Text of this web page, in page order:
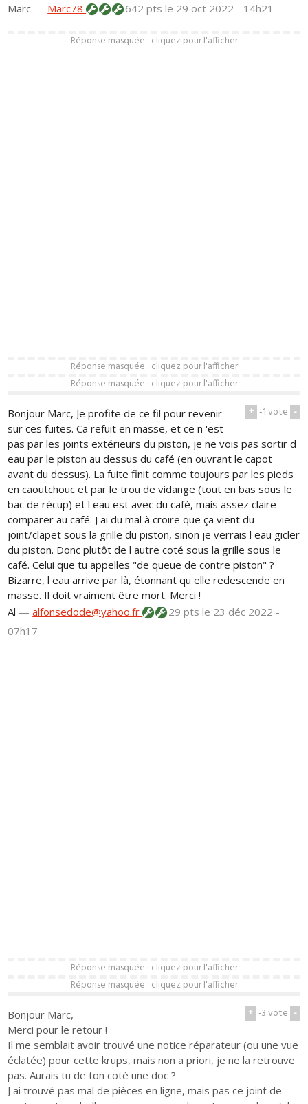
Marc — Marc78 642 ptsle 29 oct 2022 - 14h21
Réponse masquée : cliquez pour l'afficher
Réponse masquée : cliquez pour l'afficher
Réponse masquée : cliquez pour l'afficher
+ -1vote -
Bonjour Marc, Je profite de ce fil pour revenir
sur ces fuites. Ca refuit en masse, et ce n 'est
pas par les joints extérieurs du piston, je ne vois pas sortir d
eau par le piston au dessus du café (en ouvrant le capot
avant du dessus). La fuite finit comme toujours par les pieds
en caoutchouc et par le trou de vidange (tout en bas sous le
bac de récup) et l eau est avec du café, mais assez claire
comparer au café. J ai du mal à croire que ça vient du
joint/clapet sous la grille du piston, sinon je verrais l eau gicler
du piston. Donc plutôt de l autre coté sous la grille sous le
café. Celui que tu appelles "de queue de contre piston" ?
Bizarre, l eau arrive par là, étonnant qu elle redescende en
masse. Il doit vraiment être mort. Merci !
Al —alfonsedode@yahoo.fr 29 ptsle 23 déc 2022 -
07h17
Réponse masquée : cliquez pour l'afficher
Réponse masquée : cliquez pour l'afficher
+ -3vote -
Bonjour Marc,
Merci pour le retour !
Il me semblait avoir trouvé une notice réparateur (ou une vue
éclatée) pour cette krups, mais non a priori, je ne la retrouve
pas. Aurais tu de ton coté une doc ?
J ai trouvé pas mal de pièces en ligne, mais pas ce joint de